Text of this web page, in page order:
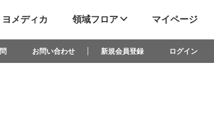
ヨメディカ 領域フロア マイページ
お問い合わせ 新規会員登録 ログイン